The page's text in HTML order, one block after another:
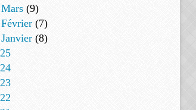
Mars (9)
Février (7)
Janvier (8)